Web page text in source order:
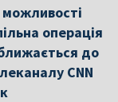
можливості
операція
до
CNN